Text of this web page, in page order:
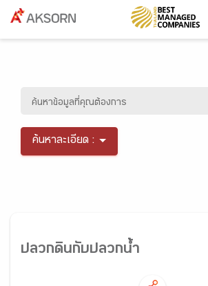
ค้นหาละเอียด :
ปลวกดินกับปลวกน้ำ